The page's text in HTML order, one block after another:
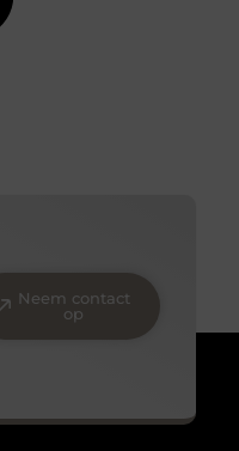
Neem contact
op